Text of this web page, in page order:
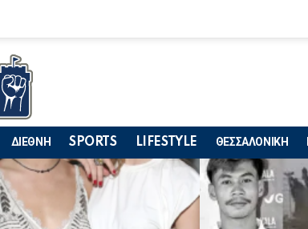
ΔΙΕΘΝΗ SPORTS LIFESTYLE ΘΕΣΣΑΛΟΝΙΚΗ